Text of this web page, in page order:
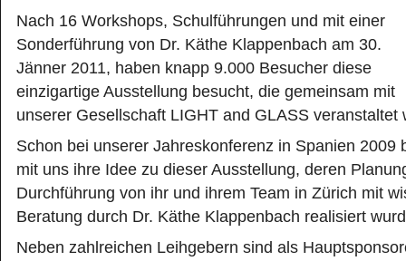
Nach 16 Workshops, Schulführungen und mit einer
Sonderführung von Dr. Käthe Klappenbach am 30.
Jänner 2011, haben knapp 9.000 Besucher diese
einzigartige Ausstellung besucht, die gemeinsam mit
unserer Gesellschaft LIGHT and GLASS veranstaltet
Schon bei unserer Jahreskonferenz in Spanien 2009
mit uns ihre Idee zu dieser Ausstellung, deren
Durchführung von ihr und ihrem Team in Zürich mit
Beratung durch Dr. Käthe Klappenbach realisiert
Neben zahlreichen Leihgebern sind als